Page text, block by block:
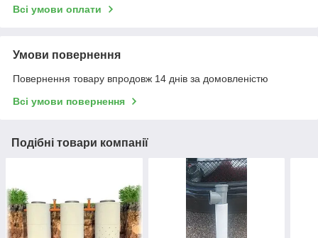
Всі умови оплати
Умови повернення
Повернення товару впродовж 14 днів за домовленістю
Всі умови повернення
Подібні товари компанії